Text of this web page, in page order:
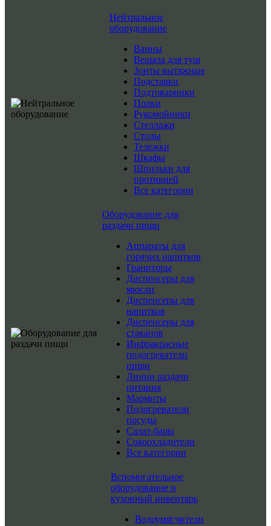
Нейтральное
оборудование
Ванны
Вешала для туш
Зонты вытяжные
Подставки
Подтоварники
Полки
Рукомойники
Стеллажи
Столы
Тележки
Шкафы
Шпильки для
противней
Все категории
Оборудование для
раздачи пищи
Аппараты для
горячих напитков
Граниторы
Диспенсеры для
мюсли
Диспенсеры для
напитков
Диспенсеры для
стаканов
Инфракрасные
подогреватели
пищи
Линии раздачи
питания
Мармиты
Подогреватели
посуды
Салат-бары
Сокоохладители
Все категории
Вспомогательное
оборудование и
кухонный инвентарь
Водоумягчители